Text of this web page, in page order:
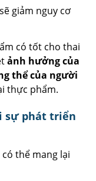
giảm nguy cơ
có tốt cho thai
ảnh hưởng của
thể của người
thực phẩm.
sự phát triển
thể mang lại